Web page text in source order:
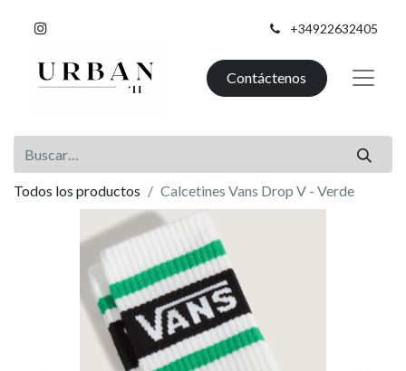
+34922632405
Contáctenos
Todos los productos Calcetines Vans Drop V - Verde